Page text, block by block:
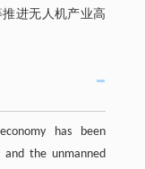
进无人机产业高
has been
the unmanned